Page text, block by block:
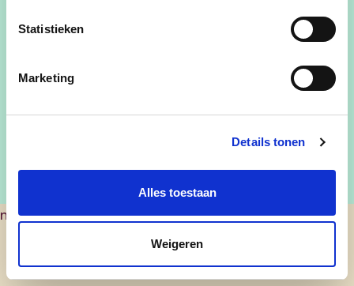
Statistieken
Marketing
Details tonen
Alles toestaan
Weigeren
nick.doms@boortmeerbeek.be
cd&v Boortmeerbeek